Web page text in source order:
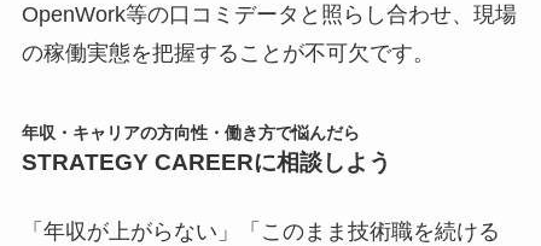
OpenWork等の口コミデータと照らし合わせ、現場
の稼働実態を把握することが不可欠です。
年収・キャリアの方向性・働き方で悩んだら
STRATEGY CAREERに相談しよう
「年収が上がらない」「このまま技術職を続ける